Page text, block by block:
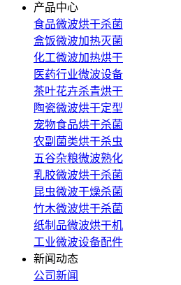
产品中心
食品微波烘干杀菌
盒饭微波加热灭菌
化工微波加热烘干
医药行业微波设备
茶叶花卉杀青烘干
陶瓷微波烘干定型
宠物食品烘干杀菌
农副菌类烘干杀虫
五谷杂粮微波熟化
乳胶微波烘干杀菌
昆虫微波干燥杀菌
竹木微波烘干杀菌
纸制品微波烘干机
工业微波设备配件
新闻动态
公司新闻